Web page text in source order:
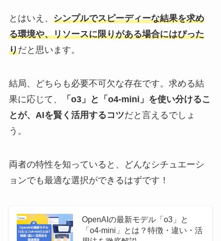
とはいえ、 シンプルでスピーディーな結果を求め
る環境や、リソースに限りがある場合にはぴった
りだと思います。
結局、どちらも必要不可欠な存在です。求める結
果に応じて、
「o3」と「o4-mini」を使い分けるこ
とが、AIを賢く活用するコツだと言えるでしょ
う。
両者の特性を知っていると、どんなシチュエーシ
ョンでも最適な選択ができるはずです！
OpenAIの最新モデル「o3」と
「o4-mini」とは？特徴・違い・活